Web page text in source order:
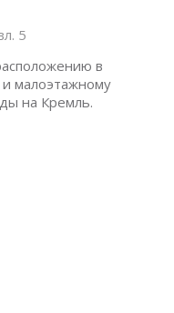
5
в
малоэтажному
на Кремль.